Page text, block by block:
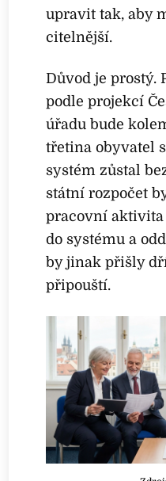
upravit tak, aby
citelnější.
Důvod je prostý.
podle projekcí
úřadu bude
třetina obyvatel
systém zůstal
státní rozpočet
pracovní
do systému a
by jinak přišly
připouští.